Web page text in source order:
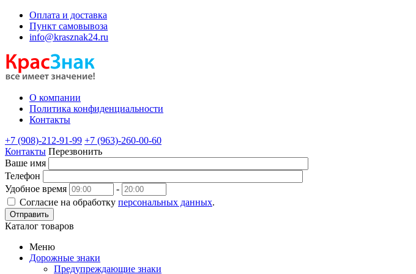
Оплата и доставка
Пункт самовывоза
info@krasznak24.ru
О компании
Политика конфиденциальности
Контакты
+7 (908)-212-91-99 +7 (963)-260-00-60
Контакты Перезвонить
Ваше имя
Телефон
Удобное время
-
Согласие на обработку персональных данных.
Отправить
Каталог товаров
Меню
Дорожные знаки
Предупреждающие знаки